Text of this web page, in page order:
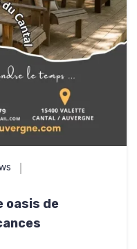
oasis de